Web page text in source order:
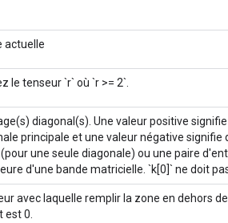
actuelle
le tenseur `r` où `r >= 2`.
diagonal(s). Une valeur positive
principale et une valeur négative signifie
une seule diagonale) ou une paire
d'une bande matricielle. `k[0]` ne doit
avec laquelle remplir la zone en dehors
est 0.